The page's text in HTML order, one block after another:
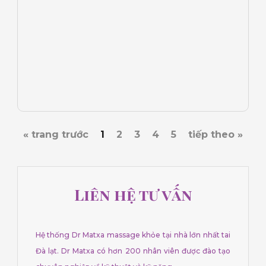
« trang trước 1 2 3 4 5 tiếp theo »
Liên hệ tư vấn
Hệ thống Dr Matxa massage khỏe tại nhà lớn nhất tai
Đà lạt. Dr Matxa có hơn 200 nhân viên được đào tạo